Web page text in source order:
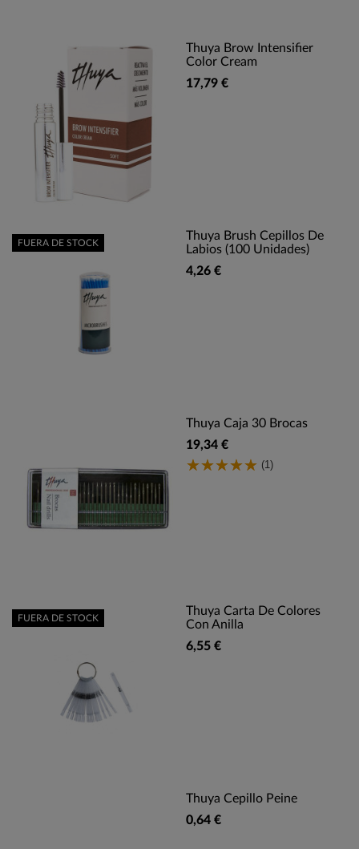
Thuya Brow Intensifier
Color Cream
17,79 €
Thuya Brush Cepillos De
Labios (100 Unidades)
4,26 €
FUERA DE STOCK
Thuya Caja 30 Brocas
19,34 €
(1)
Thuya Carta De Colores
Con Anilla
6,55 €
FUERA DE STOCK
Thuya Cepillo Peine
0,64 €